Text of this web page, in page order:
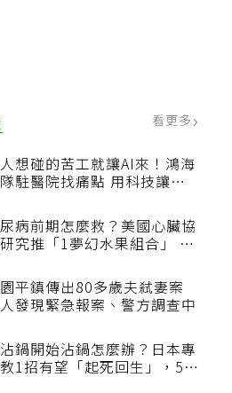
看更多
人想碰的苦工就讓AI來！鴻海
隊駐醫院找痛點 用科技讓醫
尿病前期怎麼救？美國心臟協
研究推「1夢幻水果組合」 酪
園平鎮傳出80多歲夫弒妻案
人發現緊急報案、警方調查中
沾鍋開始沾鍋怎麼辦？日本專
教1招有望「起死回生」，5情